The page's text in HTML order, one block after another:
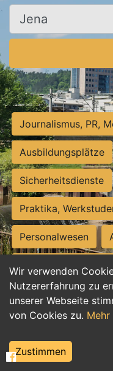
Wir verwenden
Nutzererfahrung zu
unserer Webseite
von Cookies zu.
Zustimmen
Ort, Stadt
Journalismus, PR,
Ausbildungsplätze
Sicherheitsdienste
Praktika,
Personalwesen
Hilfskräfte, Aushilfs-
Einkauf, Logistik,
Weiterbildung,
Tourismus